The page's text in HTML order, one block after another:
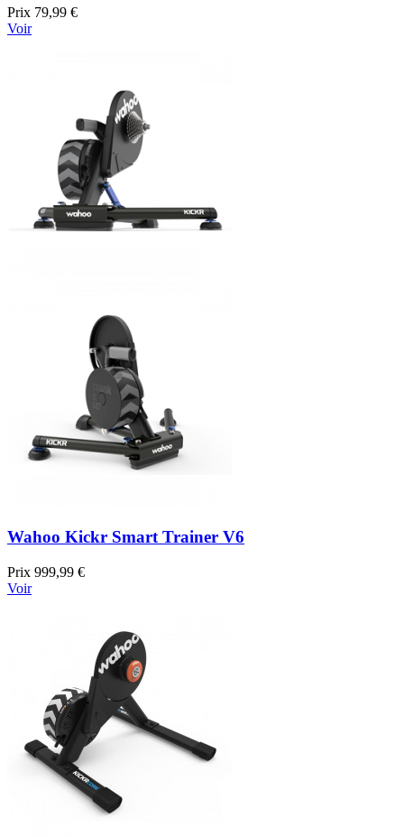
Prix 79,99 €
Voir
Wahoo Kickr Smart Trainer V6
Prix 999,99 €
Voir